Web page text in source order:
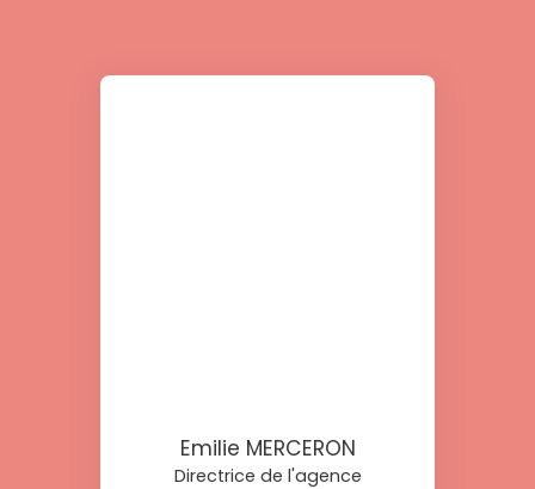
Emilie MERCERON
Directrice de l'agence